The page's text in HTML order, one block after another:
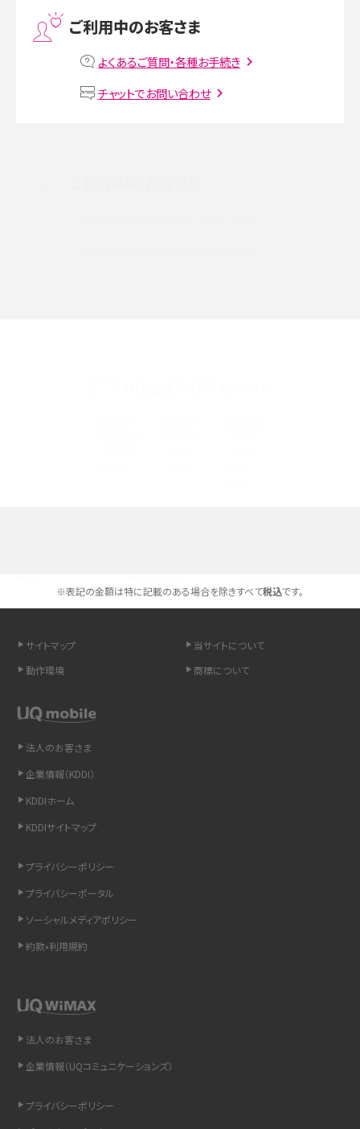
MNOとは？MVNOやMVNEとの違いやメリット・デメリットを解説
VPN接続とは？仕組みや必要性、メリット・デメリット、接続方法を解説
高校生にスマホ制限は必要？所持率やメリット・デメリットを詳しく紹介
スマホのネット通信速度が遅い原因は？すぐできる対処法や見直すポイントを解
説
を解説
LINEの引き継ぎ方法は？対象データや事前準備・条件・注意点などを解説
非通知設定とは？184で電話をかける方法やiPhone・Androidの設定を解説
iCloudの使用容量を減らす9つの方法！使用状況の確認手順も紹介
リプライ機能とは？LINE、X（旧Twitter）、Instagram、TikTokで送る方法を解説
LINEで送信取り消しをする方法は？相手に知られるのか、削除との違いも紹介
「iPhoneを探す」の使い方と設定方法を紹介！ブラウザやアプリから探す方法を
ご利用中のお客さま
よくあるご質問・各種お手続き
チャットでお問い合わせ
※表記の金額は特に記載のある場合を除きすべて税込です。
サイトマップ
当サイトについて
動作環境
商標について
法人のお客さま
企業情報（KDDI）
KDDIホーム
KDDIサイトマップ
プライバシーポリシー
プライバシーポータル
ソーシャルメディアポリシー
約款•利用規約
法人のお客さま
企業情報（UQコミュニケーションズ）
プライバシーポリシー